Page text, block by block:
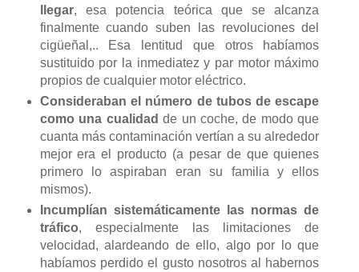
llegar, esa potencia teórica que se alcanza
finalmente cuando suben las revoluciones del
cigüeñal,.. Esa lentitud que otros habíamos
sustituido por la inmediatez y par motor máximo
propios de cualquier motor eléctrico.
Consideraban el número de tubos de escape
como una cualidad de un coche, de modo que
cuanta más contaminación vertían a su alrededor
mejor era el producto (a pesar de que quienes
primero lo aspiraban eran su familia y ellos
mismos).
Incumplían sistemáticamente las normas de
tráfico, especialmente las limitaciones de
velocidad, alardeando de ello, algo por lo que
habíamos perdido el gusto nosotros al habernos